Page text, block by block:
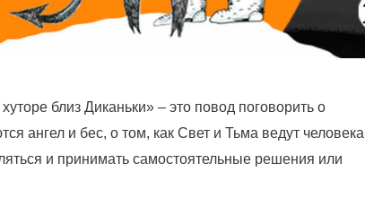
близ Диканьки» – это повод поговорить о
ангел и бес, о том, как Свет и Тьма ведут человека
и принимать самостоятельные решения или